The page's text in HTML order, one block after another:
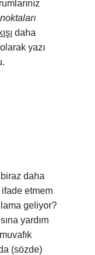
daha
yazı
biraz daha
etmem
geliyor?
yardım
(sözde)